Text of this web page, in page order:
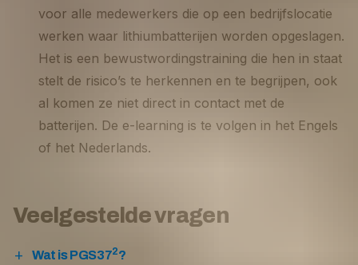
voor alle medewerkers die op een bedrijfslocatie
werken waar lithiumbatterijen worden opgeslagen.
Het is een bewustwordingstraining die hen in staat
stelt de risico’s te herkennen en te begrijpen, ook
al komen ze niet direct in contact met de
batterijen. De e-learning is te volgen in het Engels
of het Nederlands.
Veelgestelde vragen
Wat is PGS372?